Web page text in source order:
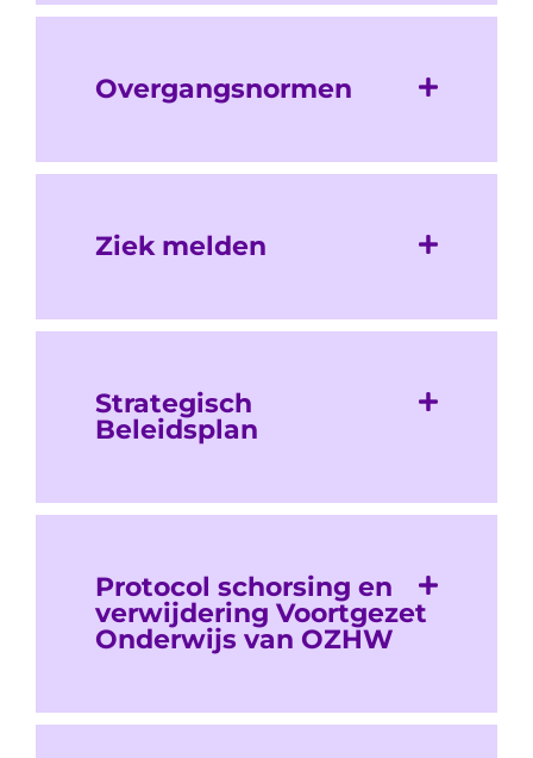
Overgangsnormen
Ziek melden
Strategisch
Beleidsplan
Protocol schorsing en
verwijdering Voortgezet
Onderwijs van OZHW